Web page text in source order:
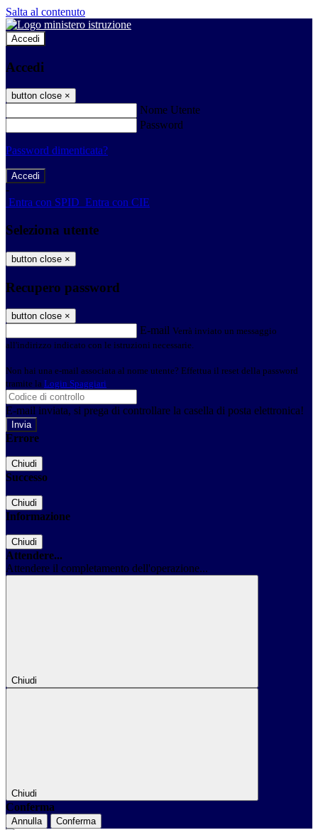
Salta al contenuto
Accedi
Accedi
button close ×
Nome Utente
Password
Password dimenticata?
-
Entra con SPID Entra con CIE
Seleziona utente
button close ×
Recupero password
button close ×
E-mail Verrà inviato un messaggio
all'indirizzo indicato con le istruzioni necessarie.
Non hai una e-mail associata al nome utente? Effettua il reset della password
tramite la Login Spaggiari
E-mail inviata, si prega di controllare la casella di posta elettronica!
Errore
Chiudi
Successo
Chiudi
Informazione
Chiudi
Attendere...
Attendere il completamento dell'operazione...
Chiudi
Chiudi
Conferma
Annulla Conferma